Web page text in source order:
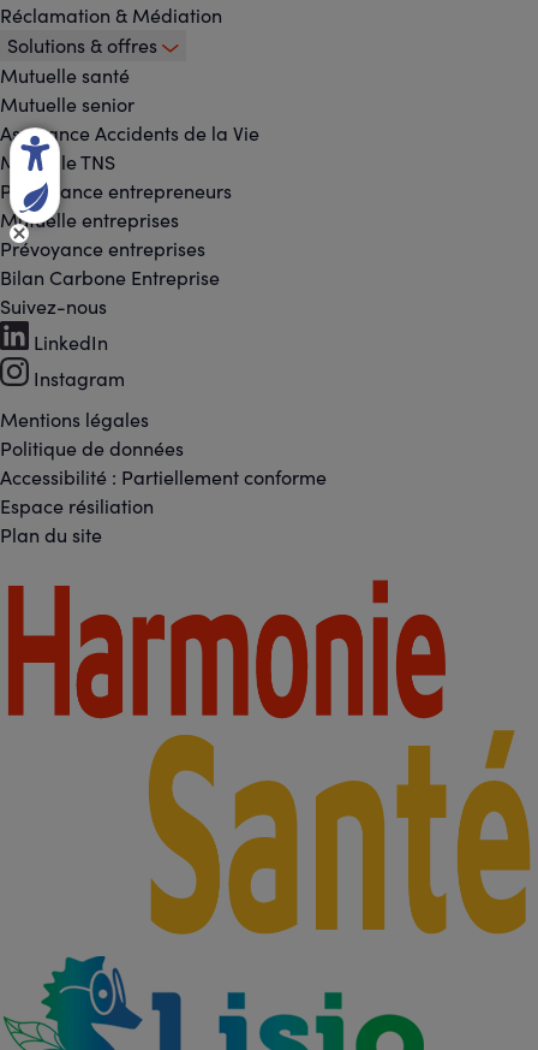
Réclamation & Médiation
Solutions & offres
Mutuelle santé
Mutuelle senior
Assurance Accidents de la Vie
Mutuelle TNS
Prévoyance entrepreneurs
Mutuelle entreprises
Prévoyance entreprises
Bilan Carbone Entreprise
Footer
-
Réseaux
sociaux
Suivez-nous
LinkedIn
Instagram
Footer
-
Liens
légaux
Mentions légales
Politique de données
Accessibilité : Partiellement conforme
Espace résiliation
Plan du site
Footer
Partenaires